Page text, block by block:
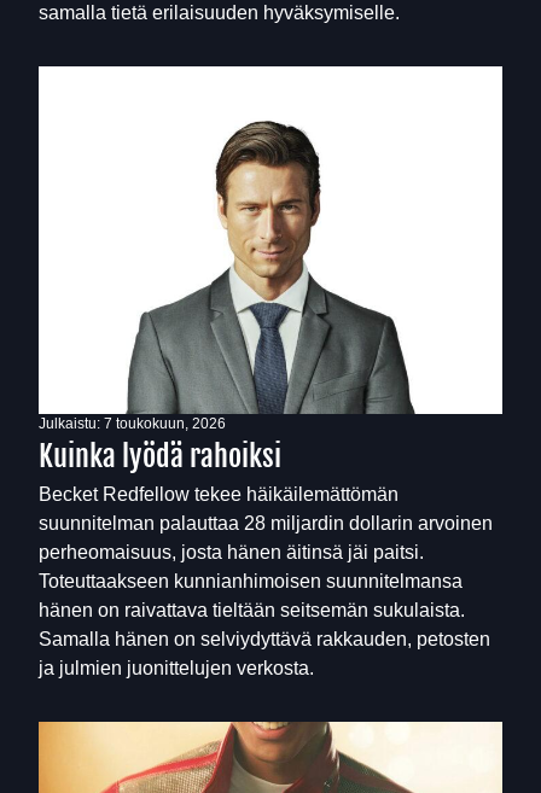
samalla tietä erilaisuuden hyväksymiselle.
Julkaistu: 7 toukokuun, 2026
Kuinka lyödä rahoiksi
Becket Redfellow tekee häikäilemättömän
suunnitelman palauttaa 28 miljardin dollarin arvoinen
perheomaisuus, josta hänen äitinsä jäi paitsi.
Toteuttaakseen kunnianhimoisen suunnitelmansa
hänen on raivattava tieltään seitsemän sukulaista.
Samalla hänen on selviydyttävä rakkauden, petosten
ja julmien juonittelujen verkosta.